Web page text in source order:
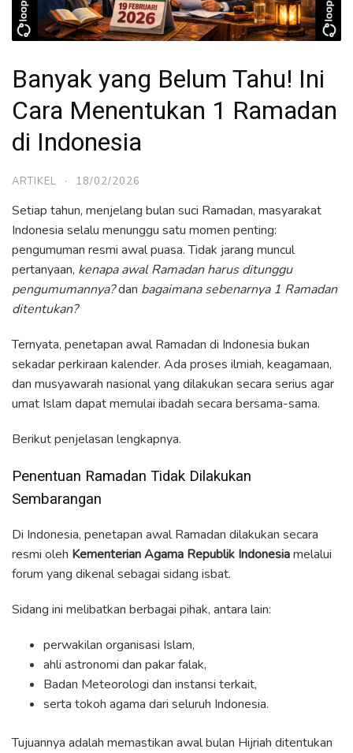
Banyak yang Belum Tahu! Ini
Cara Menentukan 1 Ramadan
di Indonesia
ARTIKEL · 18/02/2026
Setiap tahun, menjelang bulan suci Ramadan, masyarakat
Indonesia selalu menunggu satu momen penting:
pengumuman resmi awal puasa. Tidak jarang muncul
pertanyaan, kenapa awal Ramadan harus ditunggu
pengumumannya?dan bagaimana sebenarnya 1 Ramadan
ditentukan?
Ternyata, penetapan awal Ramadan di Indonesia bukan
sekadar perkiraan kalender. Ada proses ilmiah, keagamaan,
dan musyawarah nasional yang dilakukan secara serius agar
umat Islam dapat memulai ibadah secara bersama-sama.
Berikut penjelasan lengkapnya.
Penentuan Ramadan Tidak Dilakukan
Sembarangan
Di Indonesia, penetapan awal Ramadan dilakukan secara
resmi oleh Kementerian Agama Republik Indonesiamelalui
forum yang dikenal sebagai sidang isbat.
Sidang ini melibatkan berbagai pihak, antara lain:
perwakilan organisasi Islam,
ahli astronomi dan pakar falak,
Badan Meteorologi dan instansi terkait,
serta tokoh agama dari seluruh Indonesia.
Tujuannya adalah memastikan awal bulan Hijriah ditentukan